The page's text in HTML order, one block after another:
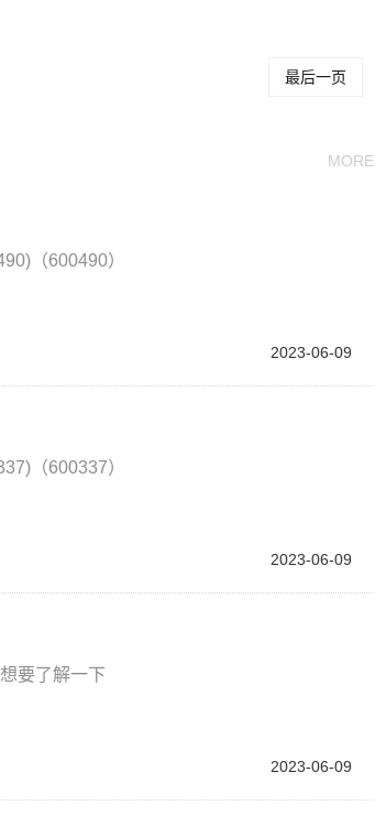
最后一页
MORE
（600490）
2023-06-09
（600337）
2023-06-09
要了解一下
2023-06-09